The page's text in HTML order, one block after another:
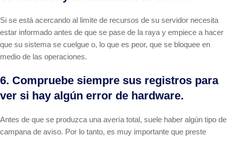
Si se está acercando al limite de recursos de su servidor necesita
estar informado antes de que se pase de la raya y empiece a hacer
que su sistema se cuelgue o, lo que es peor, que se bloquee en
medio de las operaciones.
6. Compruebe siempre sus registros para
ver si hay algún error de hardware.
Antes de que se produzca una avería total, suele haber algún tipo de
campana de aviso. Por lo tanto, es muy importante que preste